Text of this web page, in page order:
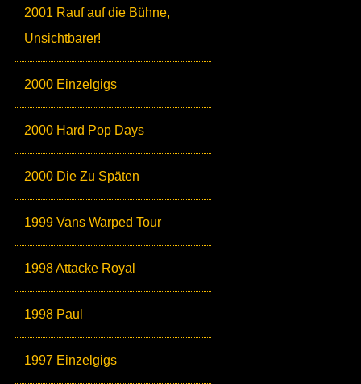
2001 Rauf auf die Bühne,
Unsichtbarer!
2000 Einzelgigs
2000 Hard Pop Days
2000 Die Zu Späten
1999 Vans Warped Tour
1998 Attacke Royal
1998 Paul
1997 Einzelgigs